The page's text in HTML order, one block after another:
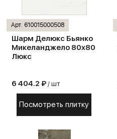
Арт. 610015000508
Шарм Делюкс Бьянко
Микеланджело 80х80
Люкс
6 404.2 ₽ / шт
Посмотреть плитку